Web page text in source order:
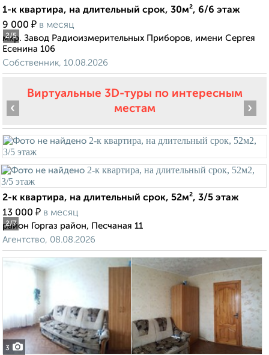
2/5
1-к квартира, на длительный срок, 30м², 6/6 этаж
9 000 ₽ в месяц
мкр. Завод Радиоизмерительных Приборов, имени Сергея
Есенина 106
Собственник, 10.08.2026
Виртуальные 3D-туры по интересным
местам
2/7
‹ ›
2-к квартира, на длительный срок, 52м², 3/5 этаж
13 000 ₽ в месяц
район Горгаз район, Песчаная 11
Агентство, 08.08.2026
3